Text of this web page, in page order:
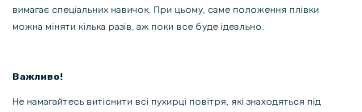
вимагає спеціальних навичок. При цьому, саме положення плівки
можна міняти кілька разів, аж поки все буде ідеально.
Важливо!
Не намагайтесь витіснити всі пухирці повітря, які знаходяться під